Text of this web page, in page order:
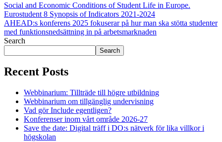
Social and Economic Conditions of Student Life in Europe.
Eurostudent 8 Synopsis of Indicators 2021-2024
AHEAD:s konferens 2025 fokuserar på hur man ska stötta studenter
med funktionsnedsättning in på arbetsmarknaden
Search
Search
Recent Posts
Webbinarium: Tillträde till högre utbildning
Webbinarium om tillgänglig undervisning
Vad gör Include egentligen?
Konferenser inom vårt område 2026-27
Save the date: Digital träff i DO:s nätverk för lika villkor i
högskolan